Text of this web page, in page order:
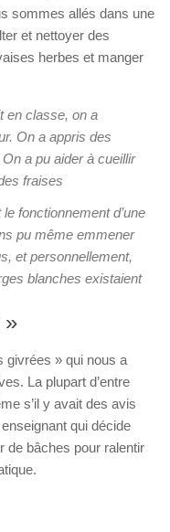
sommes allés dans une
et nettoyer des
herbes et manger
en classe, on a
On a appris des
a pu aider à cueillir
fraises
fonctionnement d’une
pu même emmener
et personnellement,
blanches existaient
»
givrées » qui nous a
La plupart d’entre
s’il y avait des avis
enseignant qui décide
de bâches pour ralentir